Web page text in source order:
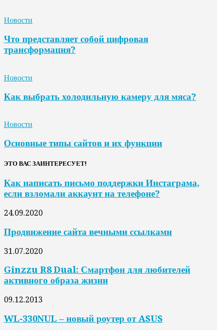
Новости
Что представляет собой цифровая
трансформация?
Новости
Как выбрать холодильную камеру для мяса?
Новости
Основные типы сайтов и их функции
ЭТО ВАС ЗАИНТЕРЕСУЕТ!
Как написать письмо поддержки Инстаграма,
если взломали аккаунт на телефоне?
24.09.2020
Продвижение сайта вечными ссылками
31.07.2020
Ginzzu R8 Dual: Смартфон для любителей
активного образа жизни
09.12.2013
WL-330NUL – новый роутер от ASUS